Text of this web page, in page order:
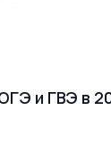
и ГВЭ в